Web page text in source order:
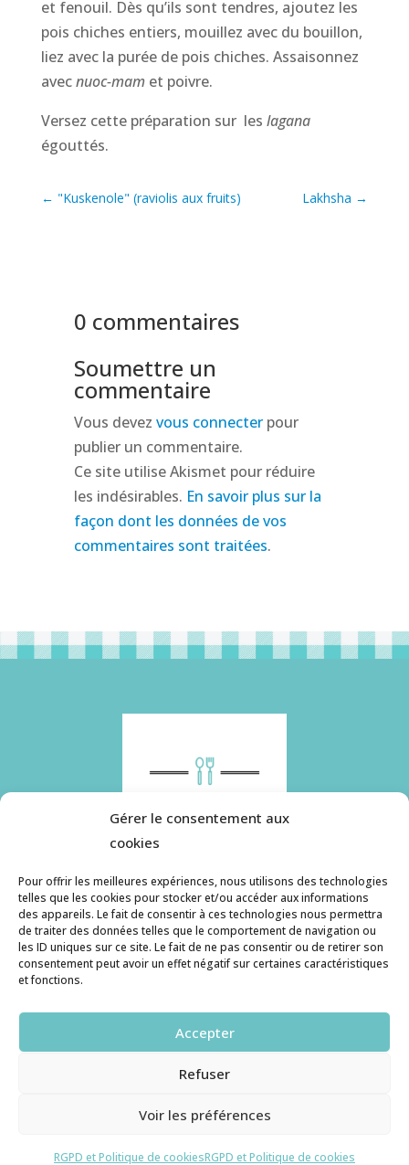
Gérer le consentement aux
cookies
Pour offrir les meilleures expériences, nous utilisons des technologies
telles que les cookies pour stocker et/ou accéder aux informations
des appareils. Le fait de consentir à ces technologies nous permettra
de traiter des données telles que le comportement de navigation ou
les ID uniques sur ce site. Le fait de ne pas consentir ou de retirer son
consentement peut avoir un effet négatif sur certaines caractéristiques
et fonctions.
Accepter
Refuser
Voir les préférences
RGPD et Politique de cookiesRGPD et Politique de cookies
et fenouil. Dès qu’ils sont tendres, ajoutez les
pois chiches entiers, mouillez avec du bouillon,
liez avec la purée de pois chiches. Assaisonnez
avecnuoc-mamet poivre.
Versez cette préparation sur les lagana
égouttés.
← "Kuskenole" (raviolis aux fruits) Lakhsha →
0 commentaires
Soumettre un
commentaire
Vous devez vous connecterpour
publier un commentaire.
Ce site utilise Akismet pour réduire
les indésirables. En savoir plus sur la
façon dont les données de vos
commentaires sont traitées.
Histoire de pâtes utilise des cookies. Pour en
savoir plus, ainsi que sur la politique de
confidentialité, cliquez ici.
Contact
histoiredepates@gmail.com